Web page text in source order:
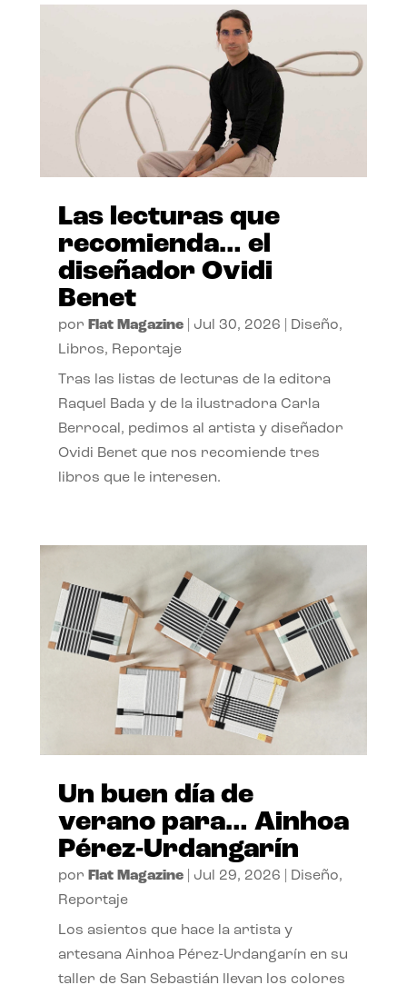
Las lecturas que
recomienda… el
diseñador Ovidi
Benet
por Flat Magazine| Jul 30, 2026 Diseño,
Libros, Reportaje
Tras las listas de lecturas de la editora
Raquel Bada y de la ilustradora Carla
Berrocal, pedimos al artista y diseñador
Ovidi Benet que nos recomiende tres
libros que le interesen.
Un buen día de
verano para… Ainhoa
Pérez-Urdangarín
por Flat Magazine| Jul 29, 2026 Diseño,
Reportaje
Los asientos que hace la artista y
artesana Ainhoa Pérez-Urdangarín en su
taller de San Sebastián llevan los colores